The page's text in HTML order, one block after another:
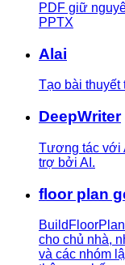
PDF giữ
PPTX
Alai
Tạo bài thuyết
DeepWriter
Tương tác với
trợ bởi AI.
floor plan
cho chủ nhà,
và các nhóm